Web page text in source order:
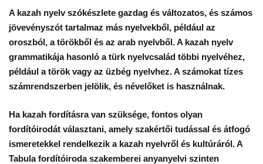
A kazah nyelv szókészlete gazdag és változatos, és számos
jövevényszót tartalmaz más nyelvekből, például az
oroszból, a törökből és az arab nyelvből. A kazah nyelv
grammatikája hasonló a türk nyelvcsalád többi nyelvéhez,
például a török vagy az üzbég nyelvhez. A számokat tízes
számrendszerben jelölik, és névelőket is használnak.
Ha kazah fordításra van szüksége, fontos olyan
fordítóirodát választani, amely szakértői tudással és átfogó
ismeretekkel rendelkezik a kazah nyelvről és kultúráról. A
Tabula fordítóiroda szakemberei anyanyelvi szinten